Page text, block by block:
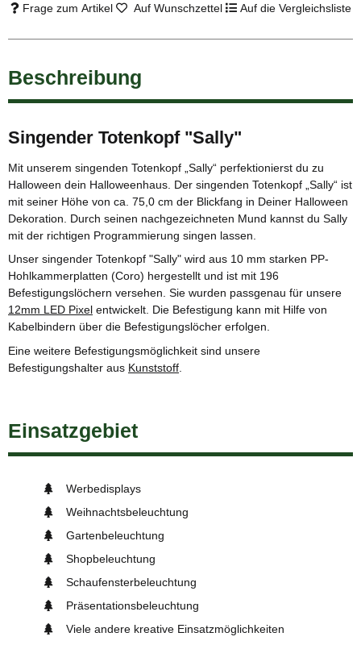
Frage zum Artikel Auf Wunschzettel Auf die Vergleichsliste
Beschreibung
Singender Totenkopf "Sally"
Mit unserem singenden Totenkopf „Sally“ perfektionierst du zu
Halloween dein Halloweenhaus. Der singenden Totenkopf „Sally“ ist
mit seiner Höhe von ca. 75,0 cm der Blickfang in Deiner Halloween
Dekoration. Durch seinen nachgezeichneten Mund kannst du Sally
mit der richtigen Programmierung singen lassen.
Unser singender Totenkopf "Sally" wird aus 10 mm starken PP-
Hohlkammerplatten (Coro) hergestellt und ist mit 196
Befestigungslöchern versehen. Sie wurden passgenau für unsere
12mm LED Pixel entwickelt. Die Befestigung kann mit Hilfe von
Kabelbindern über die Befestigungslöcher erfolgen.
Eine weitere Befestigungsmöglichkeit sind unsere
Befestigungshalter aus Kunststoff
Einsatzgebiet
Werbedisplays
Weihnachtsbeleuchtung
Gartenbeleuchtung
Shopbeleuchtung
Schaufensterbeleuchtung
Präsentationsbeleuchtung
Viele andere kreative Einsatzmöglichkeiten